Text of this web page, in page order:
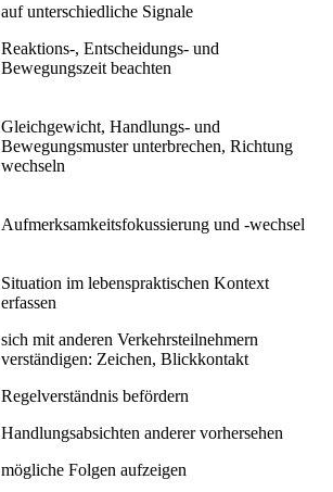
auf unterschiedliche Signale
Reaktions-, Entscheidungs- und
Bewegungszeit beachten
Gleichgewicht, Handlungs- und
Bewegungsmuster unterbrechen, Richtung
wechseln
Aufmerksamkeitsfokussierung und -wechsel
Situation im lebenspraktischen Kontext
erfassen
sich mit anderen Verkehrsteilnehmern
verständigen: Zeichen, Blickkontakt
Regelverständnis befördern
Handlungsabsichten anderer vorhersehen
mögliche Folgen aufzeigen